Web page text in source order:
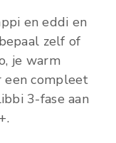
en eddi en
zelf of
je warm
compleet
3-fase aan